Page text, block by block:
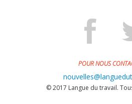
POUR NOUS
© 2017 Langue du travail.